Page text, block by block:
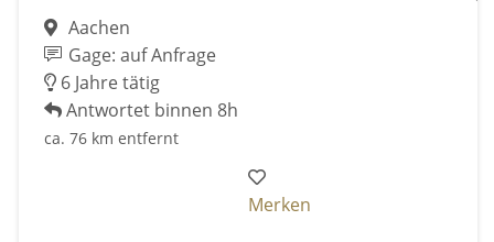
Aachen
Gage: auf Anfrage
6 Jahre tätig
Antwortet binnen 8h
ca. 76 km entfernt
Merken